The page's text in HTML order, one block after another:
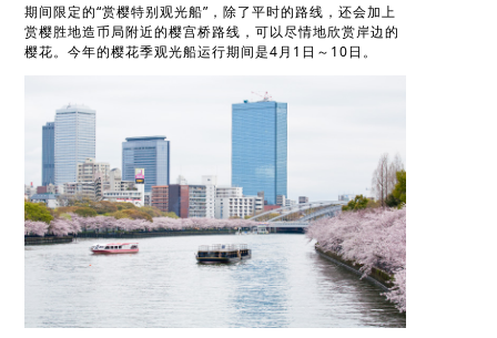
期间限定的“赏樱特别观光船”，除了平时的路线，还会加上
赏樱胜地造币局附近的樱宫桥路线，可以尽情地欣赏岸边的
樱花。今年的樱花季观光船运行期间是4月1日～10日。